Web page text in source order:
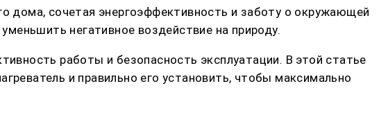
дома, сочетая энергоэффективность и заботу о окружающей
негативное воздействие на природу.
работы и безопасность эксплуатации. В этой статье
и правильно его установить, чтобы максимально